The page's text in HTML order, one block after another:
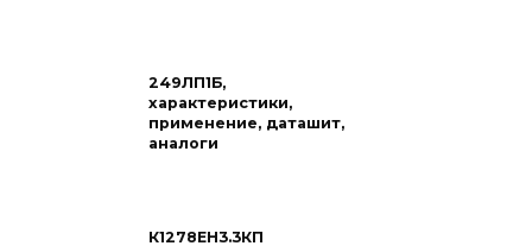
249ЛП1Б,
характеристики,
применение, даташит,
аналоги
К1278ЕН3.3КП